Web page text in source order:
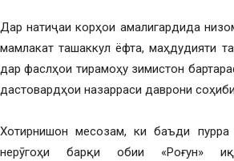
Дар натиҷаи корҳои амалигардида
мамлакат ташаккул ёфта, маҳдудияти
дар фаслҳои тирамоҳу зимистон
дастовардҳои назарраси даврони
Хотирнишон месозам, ки баъди
нерӯгоҳи барқи обии «Роғун»